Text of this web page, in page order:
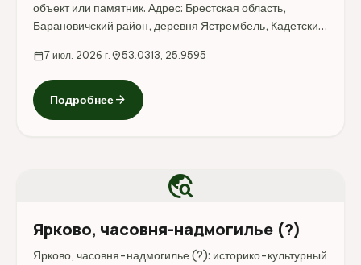
объект или памятник. Адрес: Брестская область,
Барановичский район, деревня Ястрембель, Кадетский
calendar_today7 июл. 2026 г. location_on53.0313, 25.9595
Подробнееarrow_forward
travel_explore
Ярково, часовня-надмогилье (?)
Ярково, часовня-надмогилье (?): историко-культурный